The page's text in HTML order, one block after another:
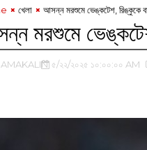
খেলা আসন্ন মরশুমে ভেঙ্কটেশ, রিঙ্কুকে
মরশুমে
৫/২২/২০২৫ ১০:০০:০০ AM